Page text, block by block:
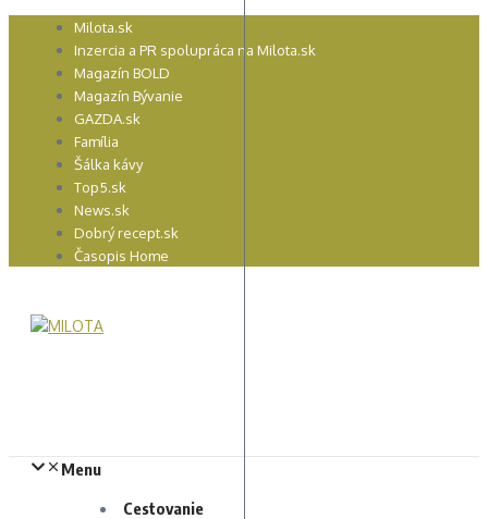
Preskočiť Milota.sk
Inzercia a PR spolupráca na Milota.sk
Magazín BOLD
Magazín Bývanie
GAZDA.sk
Família
Šálka kávy
Top5.sk
News.sk
Dobrý recept.sk
Časopis Home
Menu
Cestovanie